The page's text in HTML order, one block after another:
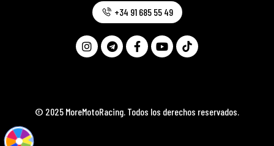
© 2025 MoreMotoRacing. Todos los derechos reservados.
+34 91 685 55 49